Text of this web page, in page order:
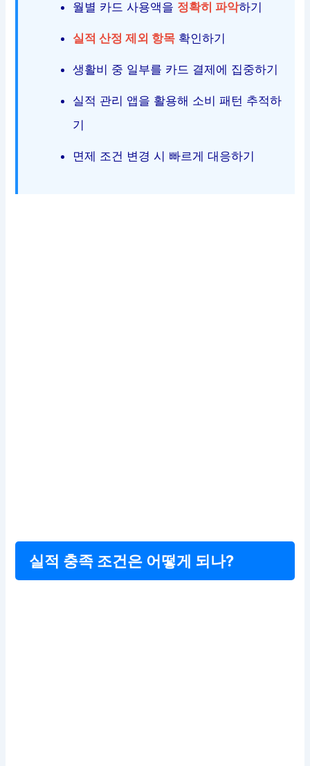
월별 카드 사용액을 정확히 파악하기
실적 산정 제외 항목 확인하기
생활비 중 일부를 카드 결제에 집중하기
실적 관리 앱을 활용해 소비 패턴 추적하
기
면제 조건 변경 시 빠르게 대응하기
실적 충족 조건은 어떻게 되나?